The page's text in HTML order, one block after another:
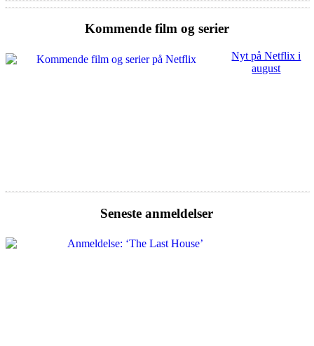
Kommende film og serier
Nyt på Netflix i
august
Seneste anmeldelser